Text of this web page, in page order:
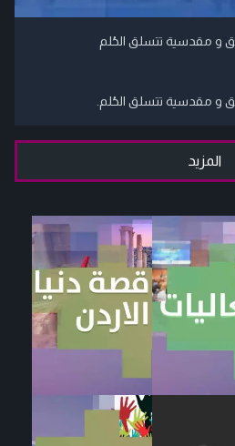
و مقدسية تتسلق الحُلم
و مقدسية تتسلق الحُلم.
المزيد